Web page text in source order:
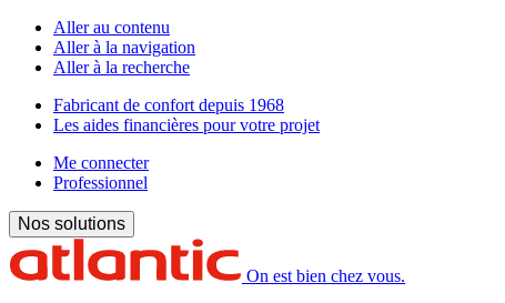
Aller au contenu
Aller à la navigation
Aller à la recherche
Fabricant de confort depuis 1968
Les aides financières pour votre projet
Me connecter
Professionnel
Nos solutions
On est bien chez vous.